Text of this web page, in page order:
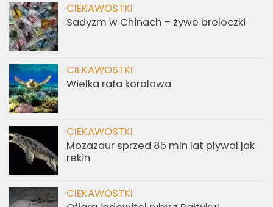
CIEKAWOSTKI
Sadyzm w Chinach – żywe breloczki
CIEKAWOSTKI
Wielka rafa koralowa
CIEKAWOSTKI
Mozazaur sprzed 85 mln lat pływał jak
rekin
CIEKAWOSTKI